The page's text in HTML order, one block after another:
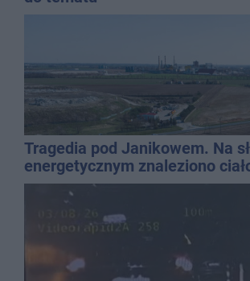
Tragedia pod Janikowem. Na
energetycznym znaleziono
mężczyzny